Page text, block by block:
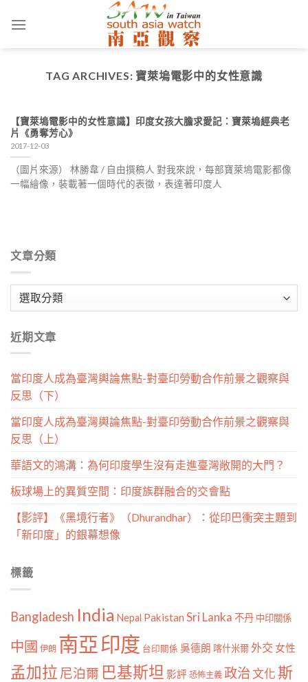
TAG ARCHIVES: 寶萊塢電影中的女性意識
【寶萊塢電影中的女性意識】印度女孩大膽求愛記：寶萊塢經典老
片《勇奪芳心》
2017-12-03
（圖片來源） 林勝韋 / 自由撰稿人 對我來說，每部寶萊塢電影都像
一幅繪像，裝載著一個時代的表徵，表達著印度人
文章分類
類
近期文章
當印度人成為臺灣輿論焦點-對臺印勞動合作前景之觀察與
反思（下）
當印度人成為臺灣輿論焦點-對臺印勞動合作前景之觀察與
反思（上）
華語文的鴻溝：為何印度學生沒有走進臺灣敞開的大門？
板球場上的異質空間：印度族群融合的交會點
【影評】《黑境行者》（Dhurandhar）：從印巴衝突主題到
「新印度」的銀幕想像
標籤
Bangladesh India Nepal Pakistan Sri Lanka 不丹 中印關係
中國 伊朗 南亞印度 台印關係 吳德朗 喀什米爾外交 女性
孟加拉 尼泊爾 巴基斯坦 影評 恐怖主義 政治文化斯